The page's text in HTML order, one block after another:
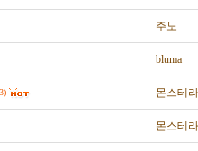
주노
bluma
몬스테라
몬스테라